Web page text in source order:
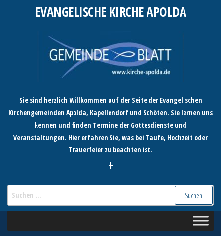
EVANGELISCHE KIRCHE APOLDA
Sie sind herzlich Willkommen auf der Seite der Evangelischen
Kirchengemeinden Apolda, Kapellendorf und Schöten. Sie lernen uns
kennen und finden Termine der Gottesdienste und
Veranstaltungen. Hier erfahren Sie, was bei Taufe, Hochzeit oder
Trauerfeier zu beachten ist.
+